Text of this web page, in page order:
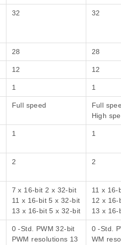
32 32
28 28
12 12
1 1
Full speed
Full
High
1 1
2 2
7 x 16-bit 2 x 32-bit
11 x 16-bit 5 x 32-bit
13 x 16-bit 5 x 32-bit
11 x 16-
12 x
13 x
0 -Std. PWM 32-bit
PWM resolutions 13
0 -Std.
WM